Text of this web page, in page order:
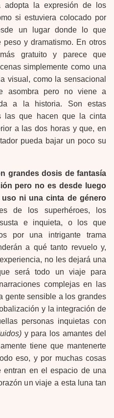
la expresión de los
si estuviera colocado por
un lugar donde lo que
y dramatismo. En otros
gratuito y parece que
simplemente como una
visual, como la sensacional
asombra pero no viene a
a la historia. Son estas
las que hacen que la cinta
a las dos horas y que, en
pueda bajar un poco su
grandes dosis de fantasía
pero no es desde luego
ni una cinta de género
de los superhéroes, los
e inquieta, o los que
por una intrigante trama
a qué tanto revuelo y,
no les dejará una
será todo un viaje para
complejas en las
gente sensible a los grandes
y la integración de
personas inquietas con
y para los amantes del
tiene que mantenerte
eso, y por muchas cosas
en el espacio de una
un viaje a esta luna tan